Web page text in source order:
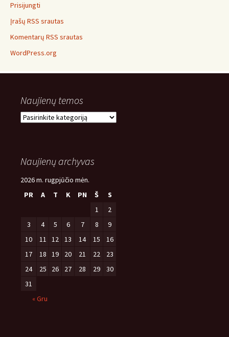
Prisijungti
Įrašų RSS srautas
Komentarų RSS srautas
WordPress.org
Naujienų temos
Naujienų
Naujienų archyvas
2026 m. rugpjūčio mėn.
PR
A T K PN Š
S
1
2
3
4 5 6 7 8
9
10
11 12 13 14 15
16
17
18 19 20 21 22
23
24
25 26 27 28 29
30
31
« Gru